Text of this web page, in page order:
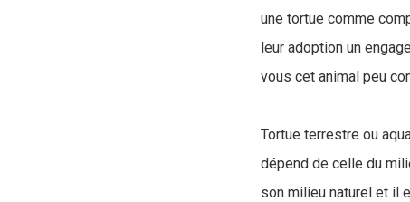
une tortue comme
leur adoption un
vous cet animal peu
Tortue terrestre ou
dépend de celle du
son milieu naturel et il